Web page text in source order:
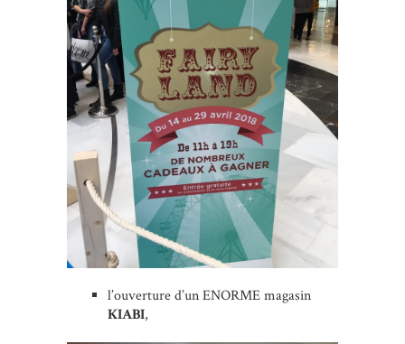
l’ouverture d’un ENORME magasin
KIABI,